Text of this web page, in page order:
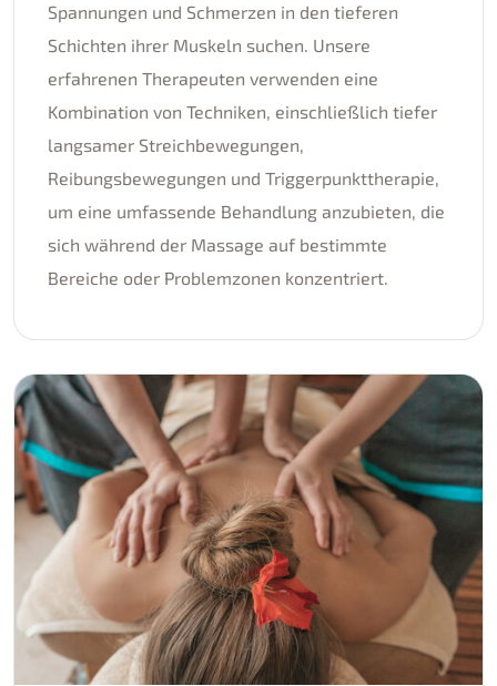
Spannungen und Schmerzen in den tieferen
Schichten ihrer Muskeln suchen. Unsere
erfahrenen Therapeuten verwenden eine
Kombination von Techniken, einschließlich tiefer
langsamer Streichbewegungen,
Reibungsbewegungen und Triggerpunkttherapie,
um eine umfassende Behandlung anzubieten, die
sich während der Massage auf bestimmte
Bereiche oder Problemzonen konzentriert.